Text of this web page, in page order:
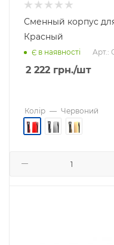
Сменный корпус
Красный
Є в наявності Арт.:
2 222 грн./шт
Колір — Червоний